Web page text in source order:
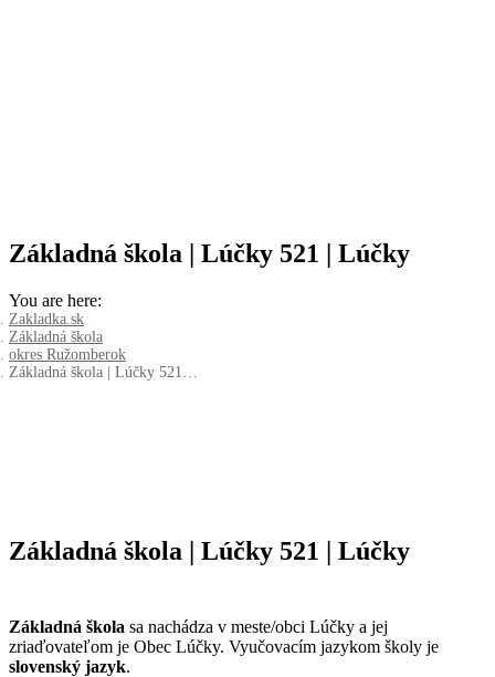
Základná škola | Lúčky 521 | Lúčky
You are here:
Zakladka.sk
Základná škola
okres Ružomberok
Základná škola | Lúčky 521…
Základná škola | Lúčky 521 | Lúčky
Základná škola sa nachádza v meste/obci Lúčky a jej
zriaďovateľom je Obec Lúčky. Vyučovacím jazykom školy je
slovenský jazyk.